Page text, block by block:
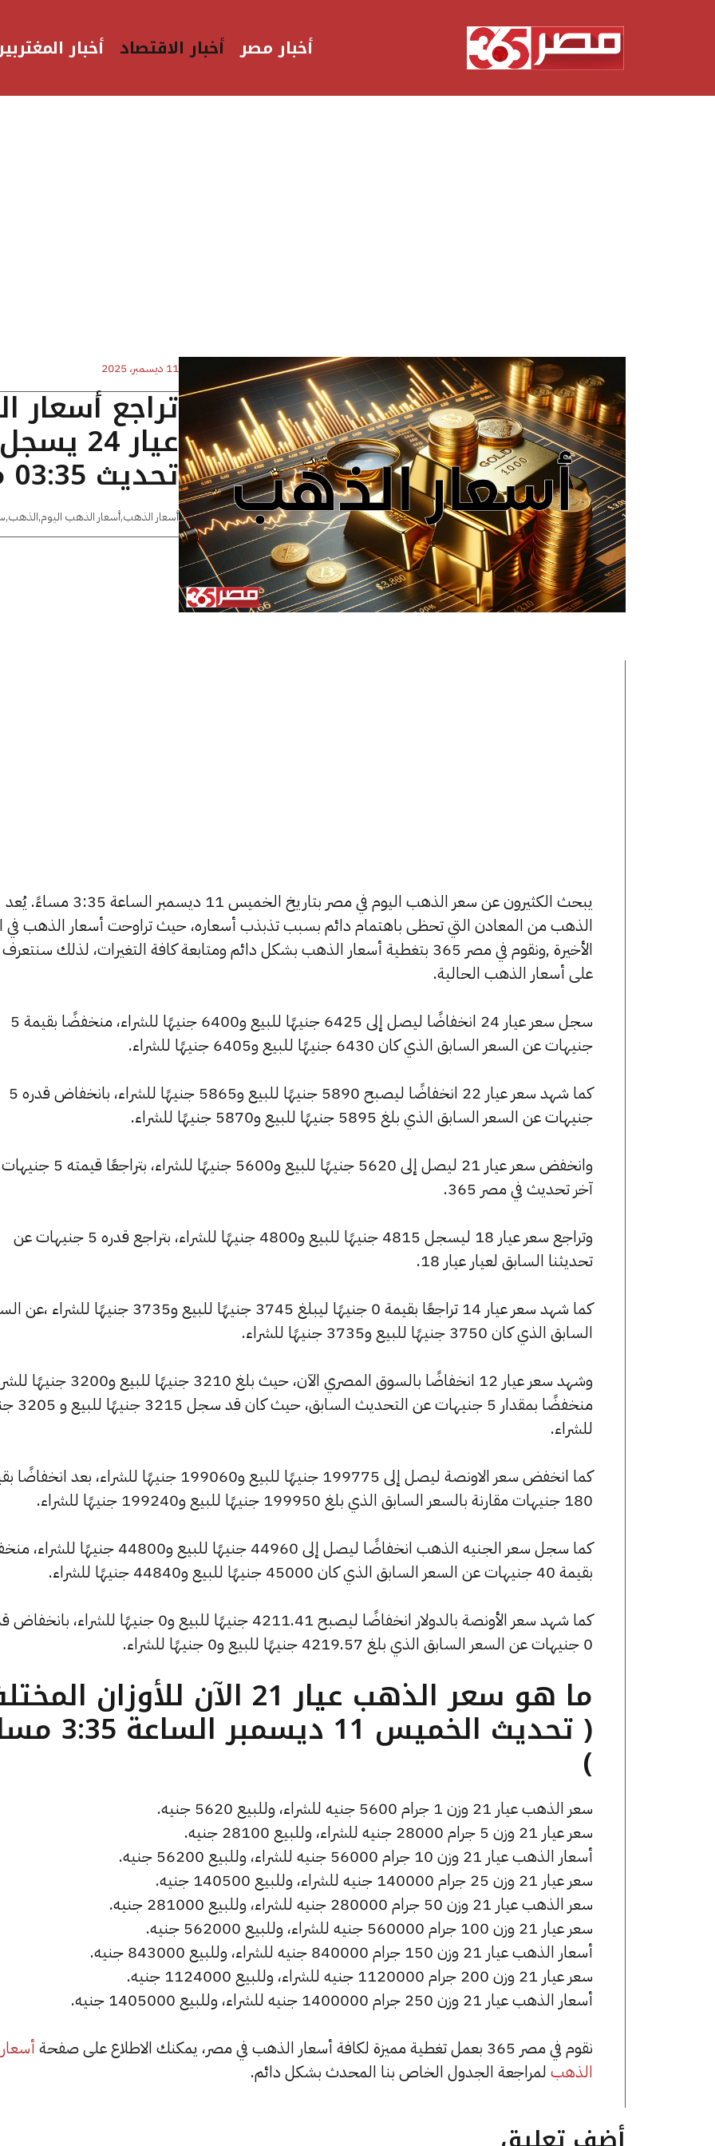
أخبار مصر أخبار الاقتصاد أخبار
11 ديسمبر، 2025
تراجع
تحديث 03:35 مساءًا
أسعار الذهب,أسعار الذهب اليوم,الذهب,
يبحث الكثيرون عن سعر الذهب اليوم في مصر بتاريخ الخميس 11 ديسمبر الساعة 3:35 مساءً. يُعد
الذهب من المعادن التي تحظى باهتمام دائم بسبب تذبذب أسعاره، حيث تراوحت أسعار الذهب في
الأخيرة ,ونقوم في مصر 365 بتغطية أسعار الذهب بشكل دائم ومتابعة كافة التغيرات، لذلك
على أسعار الذهب الحالية.
سجل سعر عيار 24 انخفاضًا ليصل إلى 6425 جنيهًا للبيع و6400 جنيهًا للشراء، منخفضًا بقيمة 5
جنيهات عن السعر السابق الذي كان 6430 جنيهًا للبيع و6405 جنيهًا للشراء.
كما شهد سعر عيار 22 انخفاضًا ليصبح 5890 جنيهًا للبيع و5865 جنيهًا للشراء، بانخفاض قدره 5
جنيهات عن السعر السابق الذي بلغ 5895 جنيهًا للبيع و5870 جنيهًا للشراء.
وانخفض سعر عيار 21 ليصل إلى 5620 جنيهًا للبيع و5600 جنيهًا
آخر تحديث في مصر 365.
وتراجع سعر عيار 18 ليسجل 4815 جنيهًا للبيع و4800 جنيهًا للشراء، بتراجع قدره 5 جنيهات عن
تحديثنا السابق لعيار عيار 18.
كما شهد سعر عيار 14 تراجعًا بقيمة 0 جنيهًا ليبلغ 3745 جنيهًا للبيع و3735 جنيهًا
السابق الذي كان 3750 جنيهًا للبيع و3735 جنيهًا للشراء.
وشهد سعر عيار 12 انخفاضًا بالسوق المصري الآن، حيث بلغ 3210 جنيهًا للبيع
منخفضًا بمقدار 5 جنيهات
للشراء.
كما انخفض سعر الاونصة ليصل إلى 199775 جنيهًا للبيع و199060 جنيهًا للشراء، بعد
180 جنيهات مقارنة بالسعر السابق الذي بلغ 199950 جنيهًا للبيع و199240 جنيهًا للشراء.
كما سجل سعر الجنيه الذهب انخفاضًا ليصل إلى 44960 جنيهًا للبيع و44800
بقيمة 40 جنيهات عن السعر السابق الذي كان 45000 جنيهًا للبيع و44840 جنيهًا للشراء.
كما شهد سعر الأونصة بالدولار انخفاضًا ليصبح 4211.41 جنيهًا للبيع و0 جنيهًا للشراء،
0 جنيهات عن السعر السابق الذي بلغ 4219.57 جنيهًا للبيع و0 جنيهًا للشراء.
ما هو سعر الذهب عيار 21 الآن للأوزان
( تحديث الخميس 11 ديسمبر
)
سعر الذهب عيار 21 وزن 1 جرام 5600 جنيه للشراء، وللبيع 5620 جنيه.
سعر عيار 21 وزن 5 جرام 28000 جنيه للشراء، وللبيع 28100 جنيه.
أسعار الذهب عيار 21 وزن 10 جرام 56000 جنيه للشراء، وللبيع 56200 جنيه.
سعر عيار 21 وزن 25 جرام 140000 جنيه للشراء، وللبيع 140500 جنيه.
سعر الذهب عيار 21 وزن 50 جرام 280000 جنيه للشراء، وللبيع 281000 جنيه.
سعر عيار 21 وزن 100 جرام 560000 جنيه للشراء، وللبيع 562000 جنيه.
أسعار الذهب عيار 21 وزن 150 جرام 840000 جنيه للشراء، وللبيع 843000 جنيه.
سعر عيار 21 وزن 200 جرام 1120000 جنيه للشراء، وللبيع 1124000 جنيه.
أسعار الذهب عيار 21 وزن 250 جرام 1400000 جنيه للشراء، وللبيع 1405000 جنيه.
نقوم في مصر 365 بعمل تغطية مميزة لكافة أسعار الذهب في مصر، يمكنك الاطلاع على صفحة
أسعار
الذهب لمراجعة الجدول الخاص بنا المحدث بشكل دائم.